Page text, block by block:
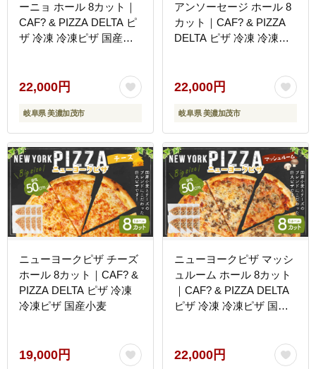
ーニョ ホール 8カット｜
CAF? & PIZZA DELTA ピ
ザ 冷凍 冷凍ピザ 国産小
22,000円
岐阜県 美濃加茂市
アンソーセージ ホール 8
カット｜CAF? & PIZZA
DELTA ピザ 冷凍 冷凍ピ
22,000円
岐阜県 美濃加茂市
ニューヨークピザ チーズ
ホール 8カット｜CAF? &
PIZZA DELTA ピザ 冷凍
冷凍ピザ 国産小麦
19,000円
ニューヨークピザ マッシ
ュルーム ホール 8カット
｜CAF? & PIZZA DELTA
ピザ 冷凍 冷凍ピザ 国産
22,000円